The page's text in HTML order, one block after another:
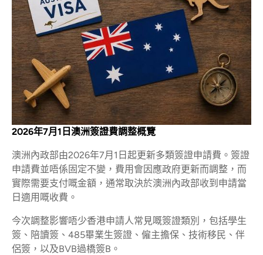
2026年7月1日澳洲簽證費調整概覽
澳洲內政部由2026年7月1日起更新多類簽證申請費。簽證
申請費並唔係固定不變，費用會因應政府更新而調整，而
實際需要支付嘅金額，通常取決於澳洲內政部收到申請當
日適用嘅收費。
今次調整影響唔少香港申請人常見嘅簽證類別，包括學生
簽、陪讀簽、485畢業生簽證、僱主擔保、技術移民、伴
侶簽，以及BVB過橋簽B。